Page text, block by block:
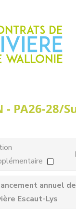
- PA26-28/
annuel
Escaut-Lys